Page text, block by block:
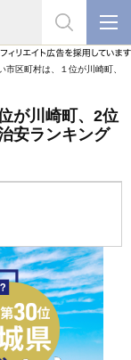
市区町村は、１位が川崎町、
が川崎町、2位
安ランキング